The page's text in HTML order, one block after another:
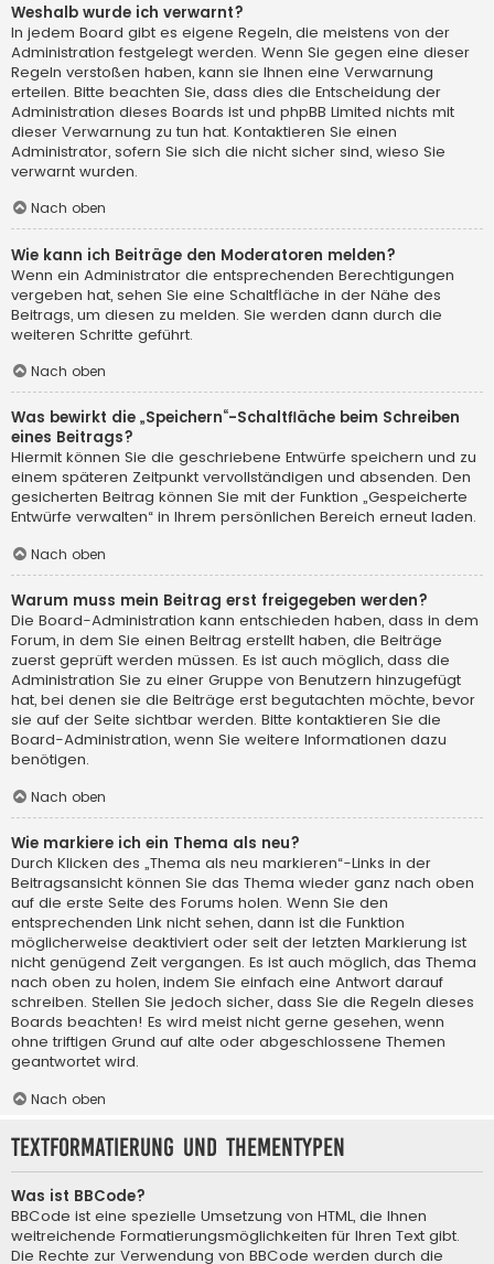
Weshalb wurde ich verwarnt?
In jedem Board gibt es eigene Regeln, die meistens von der
Administration festgelegt werden. Wenn Sie gegen eine dieser
Regeln verstoßen haben, kann sie Ihnen eine Verwarnung
erteilen. Bitte beachten Sie, dass dies die Entscheidung der
Administration dieses Boards ist und phpBB Limited nichts mit
dieser Verwarnung zu tun hat. Kontaktieren Sie einen
Administrator, sofern Sie sich die nicht sicher sind, wieso Sie
verwarnt wurden.
Nach oben
Wie kann ich Beiträge den Moderatoren melden?
Wenn ein Administrator die entsprechenden Berechtigungen
vergeben hat, sehen Sie eine Schaltfläche in der Nähe des
Beitrags, um diesen zu melden. Sie werden dann durch die
weiteren Schritte geführt.
Nach oben
Was bewirkt die „Speichern“-Schaltfläche beim Schreiben
eines Beitrags?
Hiermit können Sie die geschriebene Entwürfe speichern und zu
einem späteren Zeitpunkt vervollständigen und absenden. Den
gesicherten Beitrag können Sie mit der Funktion „Gespeicherte
Entwürfe verwalten“ in Ihrem persönlichen Bereich erneut laden.
Nach oben
Warum muss mein Beitrag erst freigegeben werden?
Die Board-Administration kann entschieden haben, dass in dem
Forum, in dem Sie einen Beitrag erstellt haben, die Beiträge
zuerst geprüft werden müssen. Es ist auch möglich, dass die
Administration Sie zu einer Gruppe von Benutzern hinzugefügt
hat, bei denen sie die Beiträge erst begutachten möchte, bevor
sie auf der Seite sichtbar werden. Bitte kontaktieren Sie die
Board-Administration, wenn Sie weitere Informationen dazu
benötigen.
Nach oben
Wie markiere ich ein Thema als neu?
Durch Klicken des „Thema als neu markieren“-Links in der
Beitragsansicht können Sie das Thema wieder ganz nach oben
auf die erste Seite des Forums holen. Wenn Sie den
entsprechenden Link nicht sehen, dann ist die Funktion
möglicherweise deaktiviert oder seit der letzten Markierung ist
nicht genügend Zeit vergangen. Es ist auch möglich, das Thema
nach oben zu holen, indem Sie einfach eine Antwort darauf
schreiben. Stellen Sie jedoch sicher, dass Sie die Regeln dieses
Boards beachten! Es wird meist nicht gerne gesehen, wenn
ohne triftigen Grund auf alte oder abgeschlossene Themen
geantwortet wird.
Nach oben
Textformatierung und Thementypen
Was ist BBCode?
BBCode ist eine spezielle Umsetzung von HTML, die Ihnen
weitreichende Formatierungsmöglichkeiten für Ihren Text gibt.
Die Rechte zur Verwendung von BBCode werden durch die